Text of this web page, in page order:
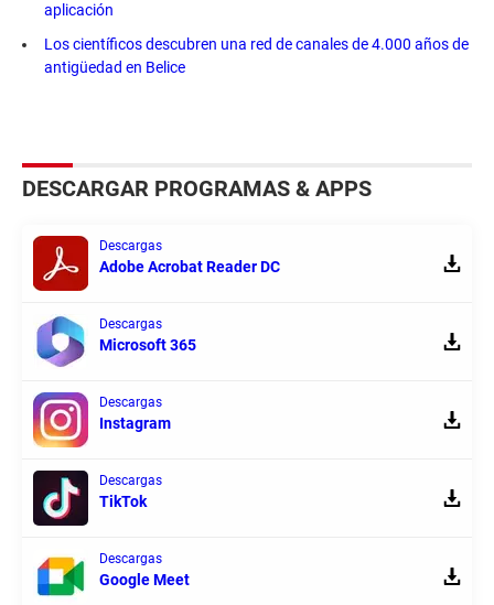
aplicación
Los científicos descubren una red de canales de 4.000 años de
antigüedad en Belice
DESCARGAR PROGRAMAS & APPS
Descargas
Adobe Acrobat Reader DC
Descargas
Microsoft 365
Descargas
Instagram
Descargas
TikTok
Descargas
Google Meet